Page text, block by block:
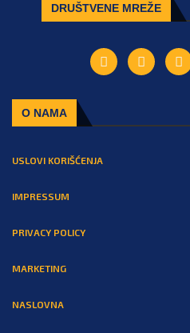
DRUŠTVENE MREŽE
O NAMA
USLOVI KORIŠĆENJA
IMPRESSUM
PRIVACY POLICY
MARKETING
NASLOVNA